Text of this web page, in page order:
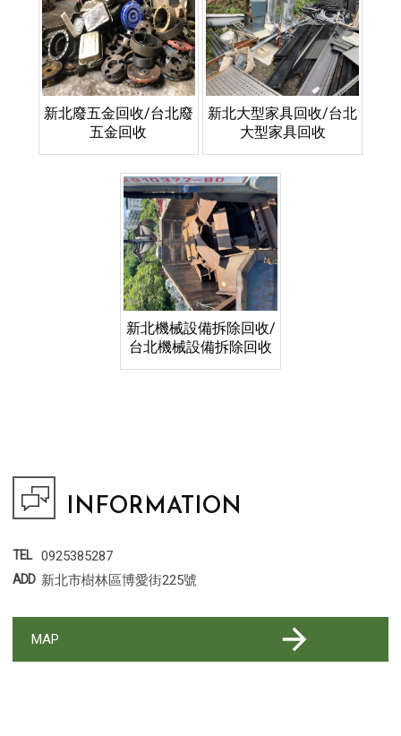
新北廢五金回收/台北廢
五金回收
新北大型家具回收/台北
大型家具回收
新北機械設備拆除回收/
台北機械設備拆除回收
INFORMATION
0925385287
新北市樹林區博愛街225號
MAP